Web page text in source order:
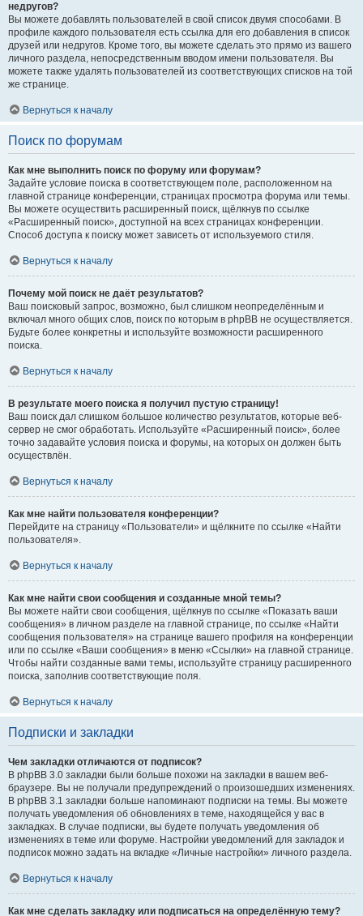
недругов?
Вы можете добавлять пользователей в свой список двумя способами. В
профиле каждого пользователя есть ссылка для его добавления в список
друзей или недругов. Кроме того, вы можете сделать это прямо из вашего
личного раздела, непосредственным вводом имени пользователя. Вы
можете также удалять пользователей из соответствующих списков на той
же странице.
Вернуться к началу
Поиск по форумам
Как мне выполнить поиск по форуму или форумам?
Задайте условие поиска в соответствующем поле, расположенном на
главной странице конференции, страницах просмотра форума или темы.
Вы можете осуществить расширенный поиск, щёлкнув по ссылке
«Расширенный поиск», доступной на всех страницах конференции.
Способ доступа к поиску может зависеть от используемого стиля.
Вернуться к началу
Почему мой поиск не даёт результатов?
Ваш поисковый запрос, возможно, был слишком неопределённым и
включал много общих слов, поиск по которым в phpBB не осуществляется.
Будьте более конкретны и используйте возможности расширенного
поиска.
Вернуться к началу
В результате моего поиска я получил пустую страницу!
Ваш поиск дал слишком большое количество результатов, которые веб-
сервер не смог обработать. Используйте «Расширенный поиск», более
точно задавайте условия поиска и форумы, на которых он должен быть
осуществлён.
Вернуться к началу
Как мне найти пользователя конференции?
Перейдите на страницу «Пользователи» и щёлкните по ссылке «Найти
пользователя».
Вернуться к началу
Как мне найти свои сообщения и созданные мной темы?
Вы можете найти свои сообщения, щёлкнув по ссылке «Показать ваши
сообщения» в личном разделе на главной странице, по ссылке «Найти
сообщения пользователя» на странице вашего профиля на конференции
или по ссылке «Ваши сообщения» в меню «Ссылки» на главной странице.
Чтобы найти созданные вами темы, используйте страницу расширенного
поиска, заполнив соответствующие поля.
Вернуться к началу
Подписки и закладки
Чем закладки отличаются от подписок?
В phpBB 3.0 закладки были больше похожи на закладки в вашем веб-
браузере. Вы не получали предупреждений о произошедших изменениях.
В phpBB 3.1 закладки больше напоминают подписки на темы. Вы можете
получать уведомления об обновлениях в теме, находящейся у вас в
закладках. В случае подписки, вы будете получать уведомления об
изменениях в теме или форуме. Настройки уведомлений для закладок и
подписок можно задать на вкладке «Личные настройки» личного раздела.
Вернуться к началу
Как мне сделать закладку или подписаться на определённую тему?